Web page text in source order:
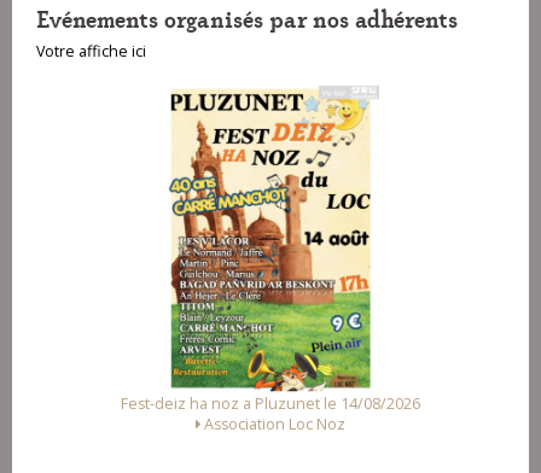
Evénements organisés par nos adhérents
Votre affiche ici
noz a Pluzunet le 14/08/2026
Fest Noz a Arzal le